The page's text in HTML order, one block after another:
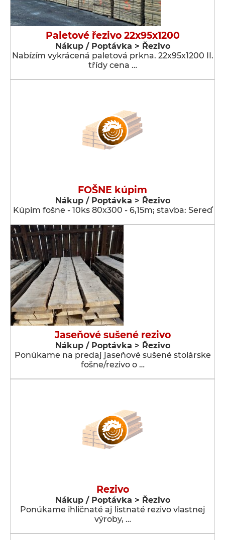
Paletové řezivo 22x95x1200
Nákup / Poptávka > Řezivo
Nabízím vykrácená paletová prkna. 22x95x1200 II.
třídy cena …
FOŠNE kúpim
Nákup / Poptávka > Řezivo
Kúpim fošne - 10ks 80x300 - 6,15m; stavba: Sereď
Jaseňové sušené rezivo
Nákup / Poptávka > Řezivo
Ponúkame na predaj jaseňové sušené stolárske
fošne/rezivo o …
Rezivo
Nákup / Poptávka > Řezivo
Ponúkame ihličnaté aj listnaté rezivo vlastnej
výroby, …